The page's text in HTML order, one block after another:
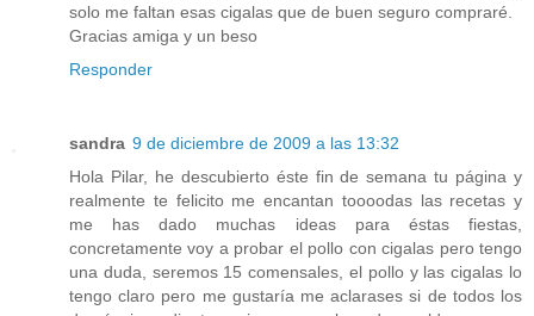
solo me faltan esas cigalas que de buen seguro compraré.
Gracias amiga y un beso
Responder
sandra 9 de diciembre de 2009 a las 13:32
Hola Pilar, he descubierto éste fin de semana tu página y
realmente te felicito me encantan toooodas las recetas y
me has dado muchas ideas para éstas fiestas,
concretamente voy a probar el pollo con cigalas pero tengo
una duda, seremos 15 comensales, el pollo y las cigalas lo
tengo claro pero me gustaría me aclarases si de todos los